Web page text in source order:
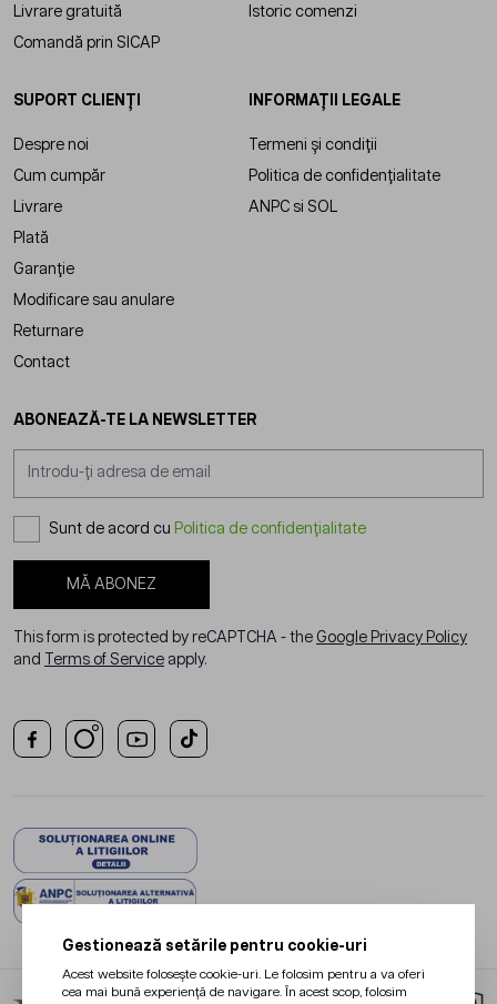
Livrare gratuită
Comandă prin SICAP
Istoric comenzi
SUPORT CLIENȚI
Despre noi
Cum cumpăr
Livrare
Plată
Garanție
Modificare sau anulare
Returnare
Contact
INFORMAȚII LEGALE
Termeni și condiții
Politica de confidențialitate
ANPC si SOL
ABONEAZĂ-TE LA NEWSLETTER
Sunt de acord cu Politica de confidențialitate
MĂ ABONEZ
This form is protected by reCAPTCHA - the Google Privacy Policy
and
Terms of Service apply.
Gestionează setările pentru cookie-uri
Acest website folosește cookie-uri. Le folosim pentru a va oferi
cea mai bună experiență de navigare. În acest scop, folosim